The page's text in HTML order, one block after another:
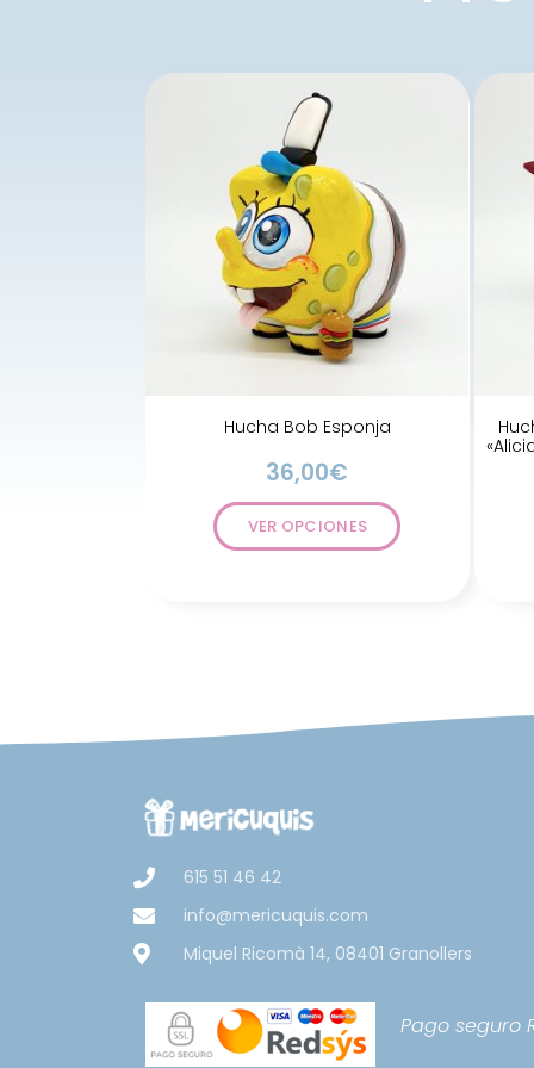
Hucha Bob Esponja
36,00€
VER OPCIONES
615 51 46 42
info@mericuquis.com
Miquel Ricomà 14, 08401 Granollers
Pago seguro